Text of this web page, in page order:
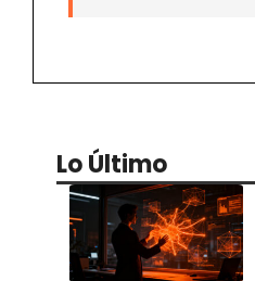
Lo Último